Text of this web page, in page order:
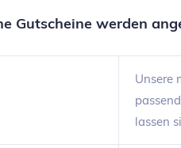
Gutscheine werden
Unsere
lassen